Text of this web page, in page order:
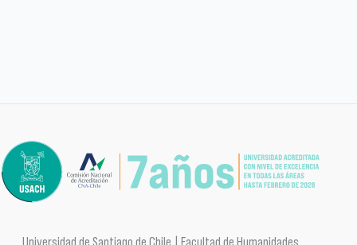
Universidad de Santiago de Chile | Facultad de Humanidades